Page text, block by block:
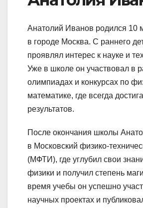
Анатолий Иванов родился 10
в городе Москва. С раннего
проявлял интерес к науке и
Уже в школе он участвовал в
олимпиадах и конкурсах по
математике, где всегда
результатов.
После окончания школы
в Московский физико-
(МФТИ), где углубил свои
физики и получил степень
время учебы он успешно
научных проектах и